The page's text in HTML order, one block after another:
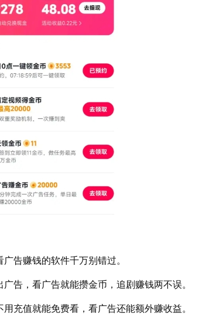
告赚钱的软件千万别错过。
告，看广告就能攒金币，追剧赚钱两不误。
充值就能免费看，看广告还能额外赚收益。